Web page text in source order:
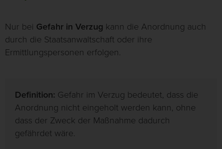
Nur bei Gefahr in Verzug kann die Anordnung auch
durch die Staatsanwaltschaft oder ihre
Ermittlungspersonen erfolgen.
Definition: Gefahr im Verzug bedeutet, dass die
Anordnung nicht eingeholt werden kann, ohne
dass der Zweck der Maßnahme dadurch
gefährdet wäre.